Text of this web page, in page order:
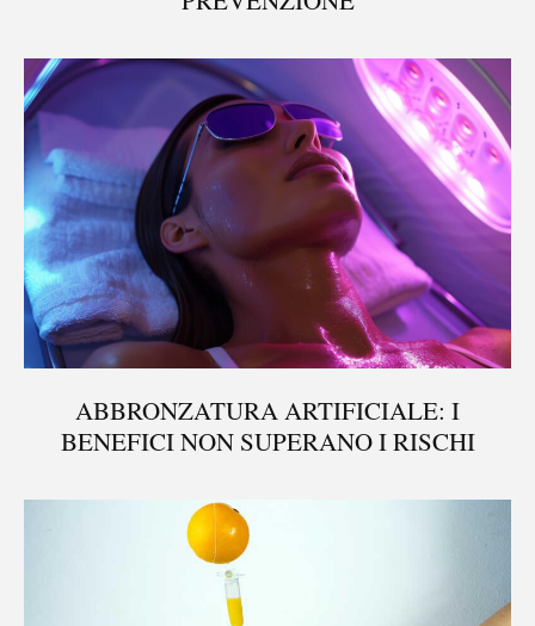
ABBRONZATURA ARTIFICIALE: I
BENEFICI NON SUPERANO I RISCHI
SCOPRI COME FUNZIONA